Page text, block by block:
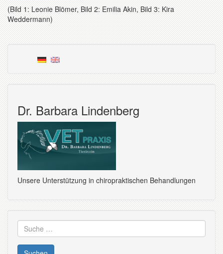
(Bild 1: Leonie Blömer, Bild 2: Emilia Akin, Bild 3: Kira
Weddermann)
Dr. Barbara Lindenberg
Unsere Unterstützung in chiropraktischen Behandlungen
Suche
nach: